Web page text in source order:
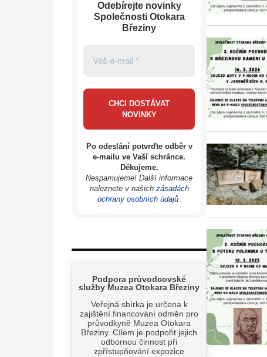
Odebírejte novinky
Společnosti Otokara
Březiny
Po odeslání potvrďte odběr v
e-mailu ve Vaší schránce.
Děkujeme.
Nespamujeme! Další informace
naleznete v našich zásadách
ochrany osobních údajů.